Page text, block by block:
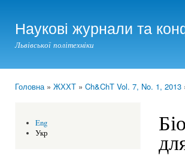
Наукові журнали та
Львівської політехніки
Головна» ЖХХТ » Ch&ChT Vol. 7, No. 1, 2013
Eng
Укр